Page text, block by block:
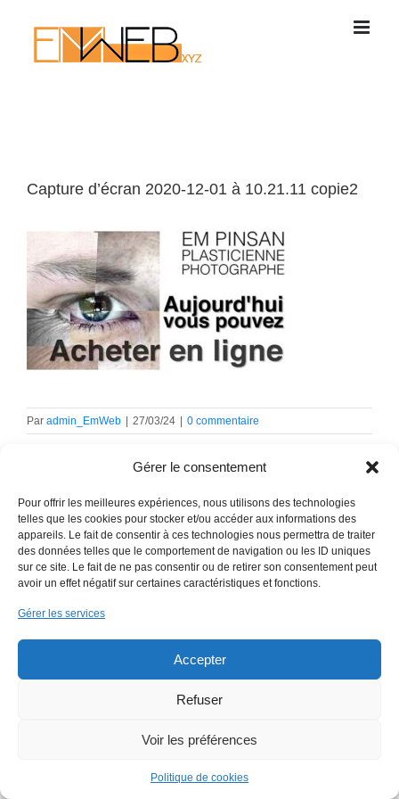
Gérer le consentement
Pour offrir les meilleures expériences, nous utilisons des technologies
telles que les cookies pour stocker et/ou accéder aux informations des
appareils. Le fait de consentir à ces technologies nous permettra de traiter
des données telles que le comportement de navigation ou les ID uniques
sur ce site. Le fait de ne pas consentir ou de retirer son consentement peut
avoir un effet négatif sur certaines caractéristiques et fonctions.
Gérer les services
Accepter
Refuser
Voir les préférences
Politique de cookies
contenu
Capture d’écran 2020-12-01 à 10.21.11 copie2
Par admin_EmWeb | 27/03/24 | 0 commentaire